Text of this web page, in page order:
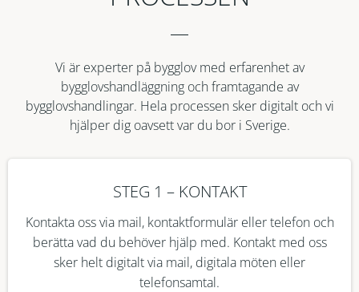
Vi är experter på bygglov med erfarenhet av
bygglovshandläggning och framtagande av
bygglovshandlingar. Hela processen sker digitalt och vi
hjälper dig oavsett var du bor i Sverige.
STEG 1 – KONTAKT
Kontakta oss via mail, kontaktformulär eller telefon och
berätta vad du behöver hjälp med. Kontakt med oss
sker helt digitalt via mail, digitala möten eller
telefonsamtal.